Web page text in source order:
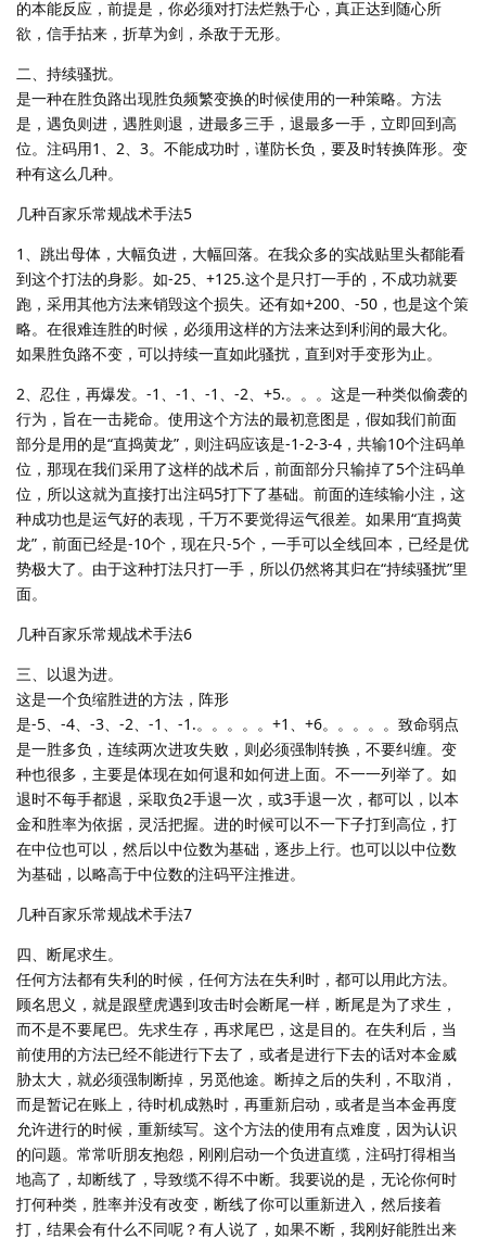
的本能反应，前提是，你必须对打法烂熟于心，真正达到随心所
欲，信手拈来，折草为剑，杀敌于无形。
二、持续骚扰。
是一种在胜负路出现胜负频繁变换的时候使用的一种策略。方法
是，遇负则进，遇胜则退，进最多三手，退最多一手，立即回到高
位。注码用1、2、3。不能成功时，谨防长负，要及时转换阵形。变
种有这么几种。
几种百家乐常规战术手法5
1、跳出母体，大幅负进，大幅回落。在我众多的实战贴里头都能看
到这个打法的身影。如-25、+125.这个是只打一手的，不成功就要
跑，采用其他方法来销毁这个损失。还有如+200、-50，也是这个策
略。在很难连胜的时候，必须用这样的方法来达到利润的最大化。
如果胜负路不变，可以持续一直如此骚扰，直到对手变形为止。
2、忍住，再爆发。-1、-1、-1、-2、+5.。。。这是一种类似偷袭的
行为，旨在一击毙命。使用这个方法的最初意图是，假如我们前面
部分是用的是“直捣黄龙”，则注码应该是-1-2-3-4，共输10个注码单
位，那现在我们采用了这样的战术后，前面部分只输掉了5个注码单
位，所以这就为直接打出注码5打下了基础。前面的连续输小注，这
种成功也是运气好的表现，千万不要觉得运气很差。如果用“直捣黄
龙”，前面已经是-10个，现在只-5个，一手可以全线回本，已经是优
势极大了。由于这种打法只打一手，所以仍然将其归在“持续骚扰”里
面。
几种百家乐常规战术手法6
三、以退为进。
这是一个负缩胜进的方法，阵形
是-5、-4、-3、-2、-1、-1.。。。。。+1、+6。。。。。致命弱点
是一胜多负，连续两次进攻失败，则必须强制转换，不要纠缠。变
种也很多，主要是体现在如何退和如何进上面。不一一列举了。如
退时不每手都退，采取负2手退一次，或3手退一次，都可以，以本
金和胜率为依据，灵活把握。进的时候可以不一下子打到高位，打
在中位也可以，然后以中位数为基础，逐步上行。也可以以中位数
为基础，以略高于中位数的注码平注推进。
几种百家乐常规战术手法7
四、断尾求生。
任何方法都有失利的时候，任何方法在失利时，都可以用此方法。
顾名思义，就是跟壁虎遇到攻击时会断尾一样，断尾是为了求生，
而不是不要尾巴。先求生存，再求尾巴，这是目的。在失利后，当
前使用的方法已经不能进行下去了，或者是进行下去的话对本金威
胁太大，就必须强制断掉，另觅他途。断掉之后的失利，不取消，
而是暂记在账上，待时机成熟时，再重新启动，或者是当本金再度
允许进行的时候，重新续写。这个方法的使用有点难度，因为认识
的问题。常常听朋友抱怨，刚刚启动一个负进直缆，注码打得相当
地高了，却断线了，导致缆不得不中断。我要说的是，无论你何时
打何种类，胜率并没有改变，断线了你可以重新进入，然后接着
打，结果会有什么不同呢？有人说了，如果不断，我刚好能胜出来